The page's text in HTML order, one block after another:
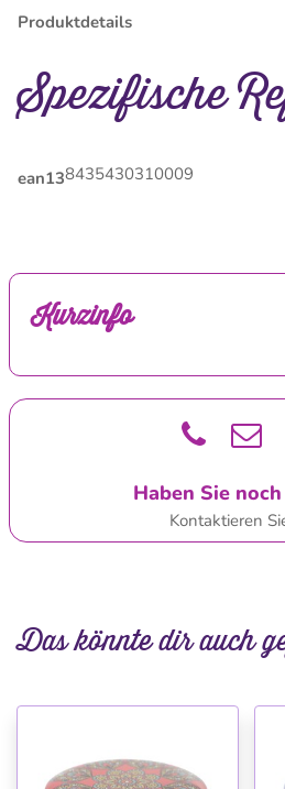
Produktdetails
Spezifische
ean138435430310009
Kurzinfo
Haben Sie
Kontaktieren
Das könnte dir auch